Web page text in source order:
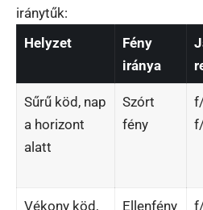
iránytűk:
Helyzet
Fény
iránya
Sűrű köd, nap
a horizont
alatt
Szórt
fény
Vékony köd,
Ellenfény